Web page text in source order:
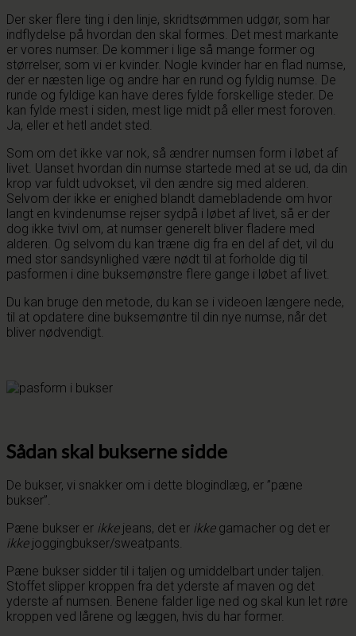
Der sker flere ting i den linje, skridtsømmen udgør, som har
indflydelse på hvordan den skal formes. Det mest markante
er vores numser. De kommer i lige så mange former og
størrelser, som vi er kvinder. Nogle kvinder har en flad numse,
der er næsten lige og andre har en rund og fyldig numse. De
runde og fyldige kan have deres fylde forskellige steder. De
kan fylde mest i siden, mest lige midt på eller mest foroven.
Ja, eller et hetl andet sted.
Som om det ikke var nok, så ændrer numsen form i løbet af
livet. Uanset hvordan din numse startede med at se ud, da din
krop var fuldt udvokset, vil den ændre sig med alderen.
Selvom der ikke er enighed blandt damebladende om hvor
langt en kvindenumse rejser sydpå i løbet af livet, så er der
dog ikke tvivl om, at numser generelt bliver fladere med
alderen. Og selvom du kan træne dig fra en del af det, vil du
med stor sandsynlighed være nødt til at forholde dig til
pasformen i dine buksemønstre flere gange i løbet af livet.
Du kan bruge den metode, du kan se i videoen længere nede,
til at opdatere dine buksemøntre til din nye numse, når det
bliver nødvendigt.
Sådan skal bukserne sidde
De bukser, vi snakker om i dette blogindlæg, er ”pæne
bukser”.
Pæne bukser er ikkejeans, det er ikkegamacher og det er
ikkejoggingbukser/sweatpants.
Pæne bukser sidder til i taljen og umiddelbart under taljen.
Stoffet slipper kroppen fra det yderste af maven og det
yderste af numsen. Benene falder lige ned og skal kun let røre
kroppen ved lårene og læggen, hvis du har former.